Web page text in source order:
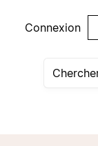
Connexion